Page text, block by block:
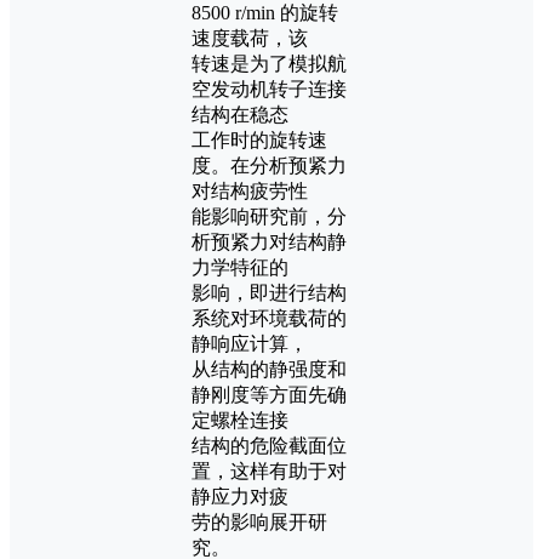
8500 r/min 的旋转
速度载荷，该
转速是为了模拟航
空发动机转子连接
结构在稳态
工作时的旋转速
度。在分析预紧力
对结构疲劳性
能影响研究前，分
析预紧力对结构静
力学特征的
影响，即进行结构
系统对环境载荷的
静响应计算，
从结构的静强度和
静刚度等方面先确
定螺栓连接
结构的危险截面位
置，这样有助于对
静应力对疲
劳的影响展开研
究。